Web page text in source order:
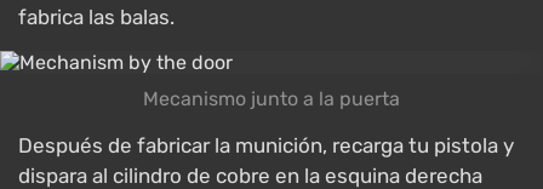
fabrica las balas.
Mecanismo junto a la puerta
Después de fabricar la munición, recarga tu pistola y
dispara al cilindro de cobre en la esquina derecha